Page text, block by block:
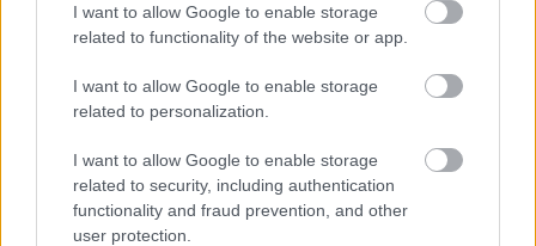
I want to allow Google to enable storage
related to functionality of the website or app.
I want to allow Google to enable storage
related to personalization.
I want to allow Google to enable storage
related to security, including authentication
functionality and fraud prevention, and other
user protection.
rerecorder•2015. október 11.
Ismerjük őket a mikrofon, a hangszerek és a
keverőpult mögül – most ismerkedjünk meg velük a
fogásaikat, nekünk nincs is más dolgunk, mint a
tűzhely mellé állni és elkészíteni az ételeket. A 35.
Recorder magazin Gasztro & zene…